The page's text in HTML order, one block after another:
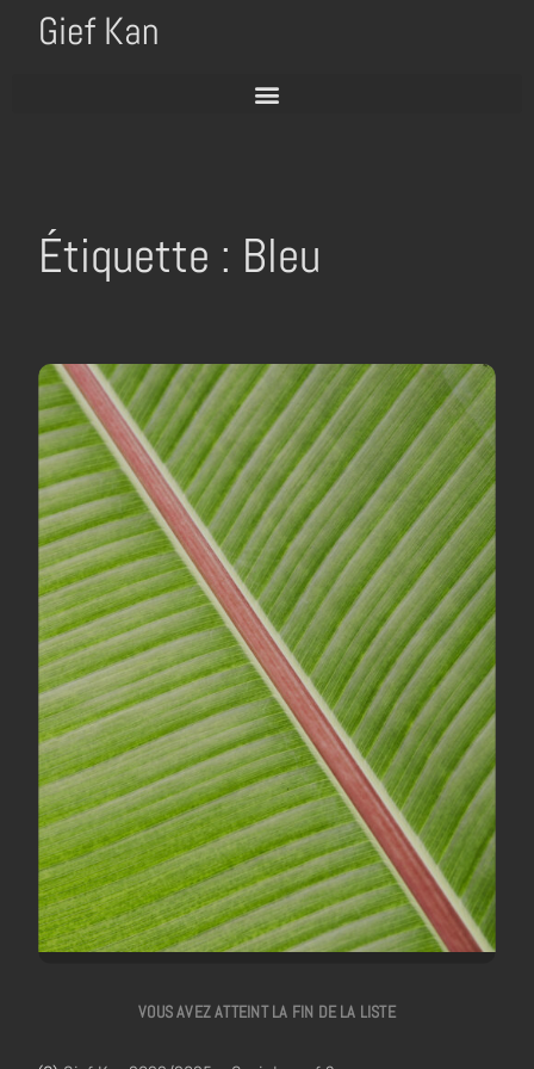
Gief Kan
Étiquette : Bleu
VOUS AVEZ ATTEINT LA FIN DE LA LISTE